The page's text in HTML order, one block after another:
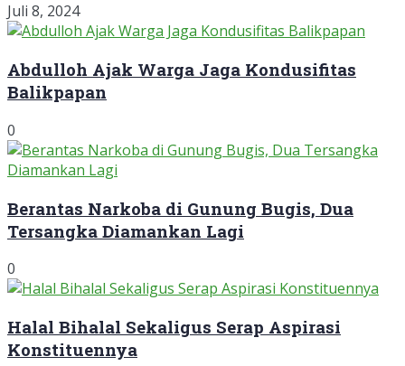
Juli 8, 2024
Abdulloh Ajak Warga Jaga Kondusifitas
Balikpapan
0
Berantas Narkoba di Gunung Bugis, Dua
Tersangka Diamankan Lagi
0
Halal Bihalal Sekaligus Serap Aspirasi
Konstituennya